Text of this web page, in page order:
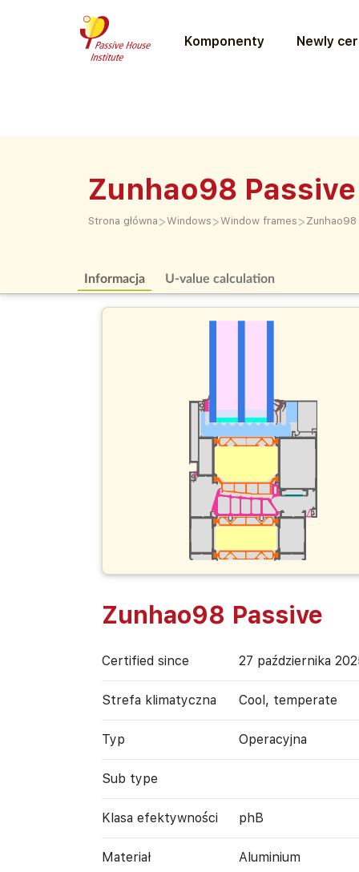
Komponenty Newly
Zunhao98 Passive
Strona główna >Windows >Window frames > Zunhao98
Informacja U-value calculation
Zunhao98 Passive
Certified since 27 października
Strefa klimatyczna Cool, temperate
Typ Operacyjna
Sub type
Klasa efektywności phB
Materiał Aluminium